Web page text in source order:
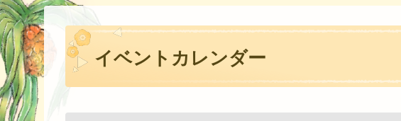
イベントカレンダー